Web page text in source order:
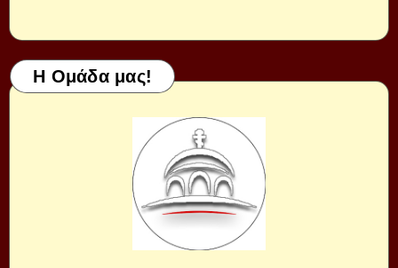
Η Ομάδα μας!